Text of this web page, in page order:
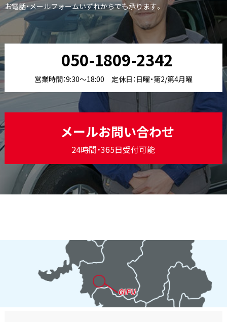
お電話・メールフォームいずれからでも承ります。
050-1809-2342
営業時間：9:30〜18:00 定休日：日曜・第2/第4月曜
メールお問い合わせ
24時間・365日受付可能